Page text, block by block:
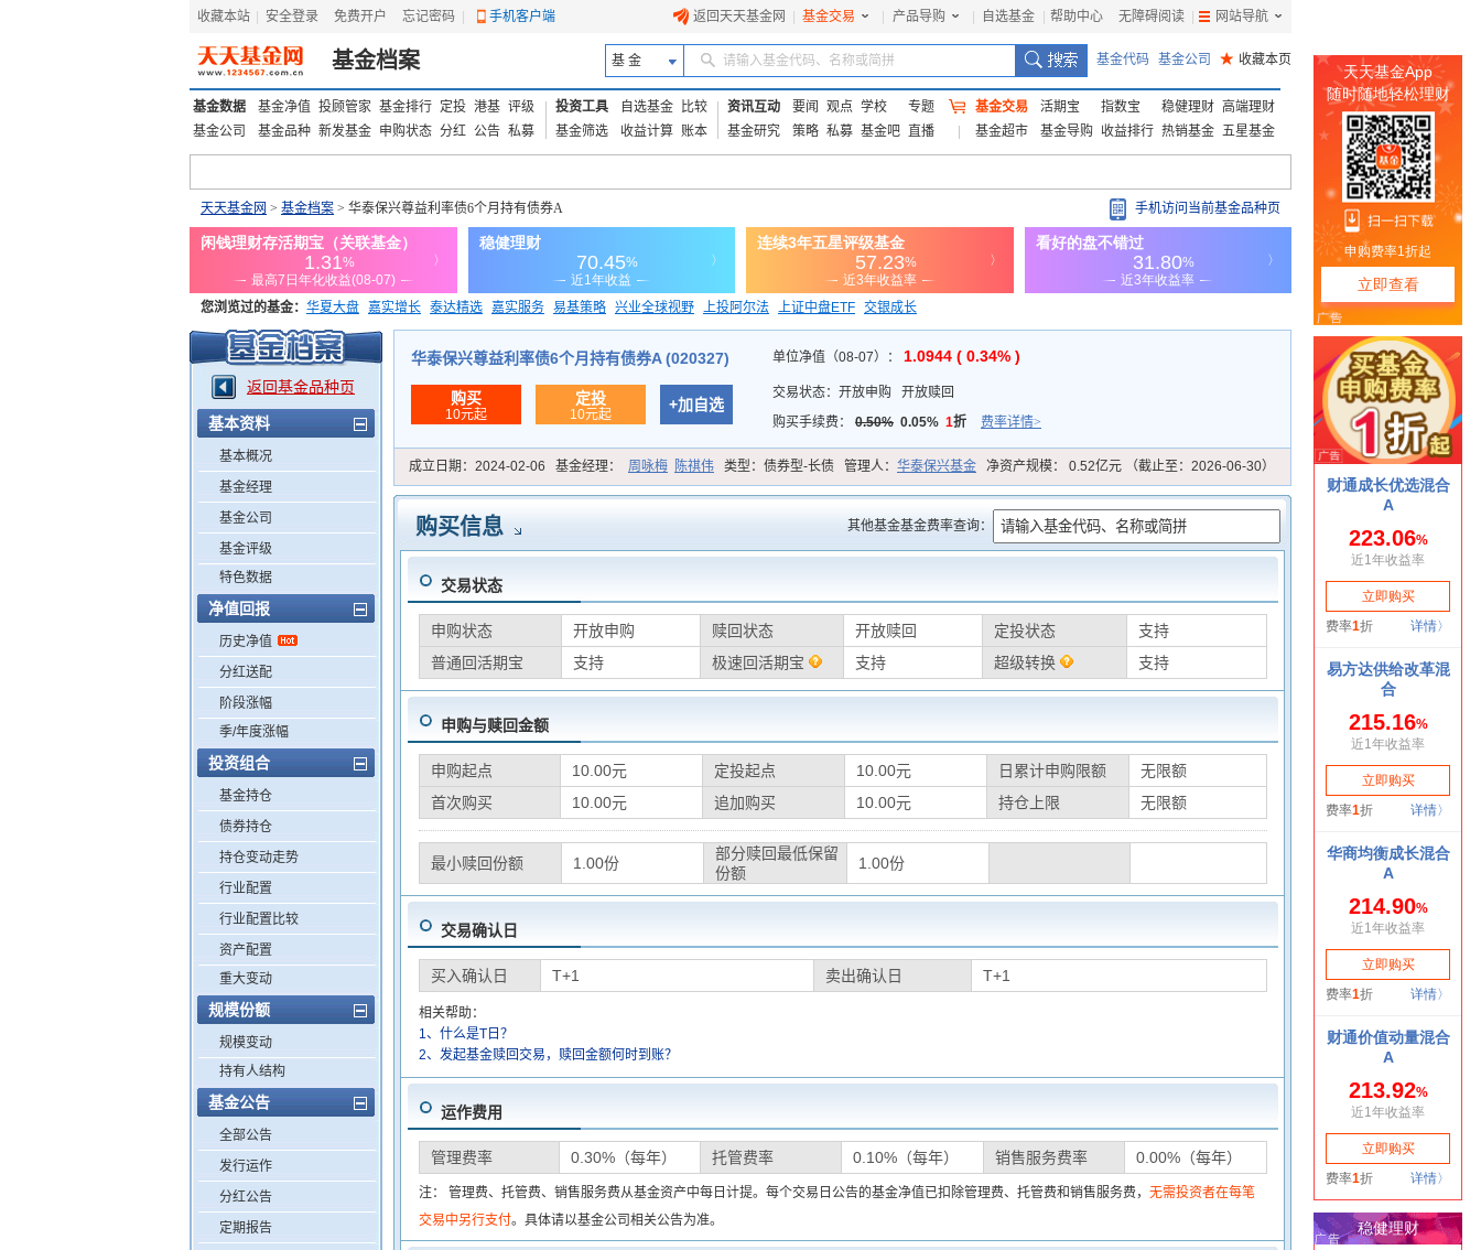
收藏本站 安全登录 免费开户 忘记密码 手机客户端 返回天天基金网 基金交易 产品导购 自选基金 帮助中心 无障碍阅读 网站导航
基金档案 基 金 请输入基金代码、名称或简拼 基金代码 基金公司 ★ 收藏本页
基金数据 基金净值 投顾管家 基金排行 定投 港基 评级
基金公司
基金品种 新发基金 申购状态 分红 公告 私募
投资工具 自选基金
比较
基金筛选
收益计算 账本
资讯互动 要闻 观点 学校
专题
基金研究
策略 私募 基金吧 直播
基金交易 活期宝 指数宝 稳健理财 高端理财
基金超市
基金导购 收益排行 热销基金 五星基金
天天基金网 > 基金档案 > 华泰保兴尊益利率债6个月持有债券A 手机访问当前基金品种页
您浏览过的基金： 华夏大盘 嘉实增长 泰达精选 嘉实服务 易基策略 兴业全球视野 上投阿尔法 上证中盘ETF 交银成长
添富优势 华安宏利 上证180价值ETF
返回基金品种页
基本资料
基本概况
基金经理
基金公司
基金评级
特色数据
净值回报
历史净值
分红送配
阶段涨幅
季/年度涨幅
投资组合
基金持仓
债券持仓
持仓变动走势
行业配置
行业配置比较
资产配置
重大变动
规模份额
规模变动
持有人结构
基金公告
全部公告
发行运作
分红公告
定期报告
华泰保兴尊益利率债6个月持有债券A (020327)
购买
10元起
定投
10元起
+加自选
单位净值（08-07）： 1.0944 ( 0.34% )
交易状态： 开放申购
开放赎回
购买手续费： 0.50% 0.05% 1折 费率详情>
成立日期： 2024-02-06 基金经理： 周咏梅 陈祺伟 类型： 债券型-长债 管理人： 华泰保兴基金 净资产规模： 0.52亿元 （截止至：2026-06-30）
购买信息 其他基金基金费率查询：
交易状态
申购状态 开放申购 赎回状态 开放赎回 定投状态
支持
普通回活期宝
支持 极速回活期宝 支持 超级转换 支持
申购与赎回金额
申购起点 10.00元 定投起点 10.00元 日累计申购限额
无限额
首次购买
10.00元 追加购买 10.00元 持仓上限 无限额
最小赎回份额 1.00份
部分赎回最低保留
份额
1.00份
交易确认日
买入确认日 T+1 卖出确认日 T+1
相关帮助：
1、什么是T日？
2、发起基金赎回交易，赎回金额何时到账？
运作费用
管理费率 0.30%（每年） 托管费率 0.10%（每年） 销售服务费率 0.00%（每年）
注： 管理费、托管费、销售服务费从基金资产中每日计提。每个交易日公告的基金净值已扣除管理费、托管费和销售服务费， 无需投资者在每笔
交易中另行支付。具体请以基金公司相关公告为准。